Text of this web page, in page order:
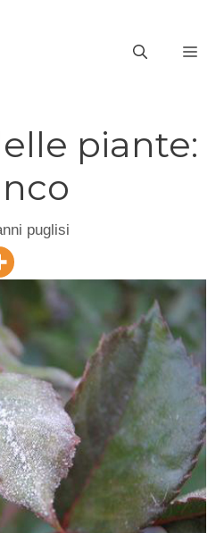
piante:
puglisi